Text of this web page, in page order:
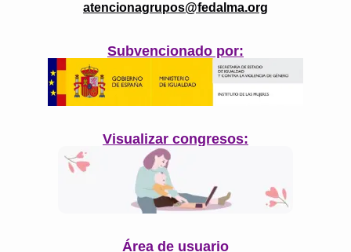
atencionagrupos@fedalma.org
Subvencionado por:
Visualizar congresos:
Área de usuario